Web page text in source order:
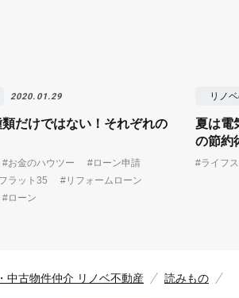
2020.01.29
だけではない！それぞれの
#お金のハウツー
#ローン申請
ラット35
#リフォームローン
#ローン
リノ
夏は電
の節約
#ライフ
中古物件仲介 リノベ不動産 読みもの